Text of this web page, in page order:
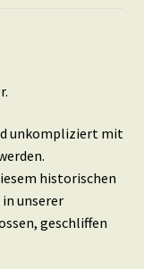
unkompliziert mit
historischen
unserer
geschliffen